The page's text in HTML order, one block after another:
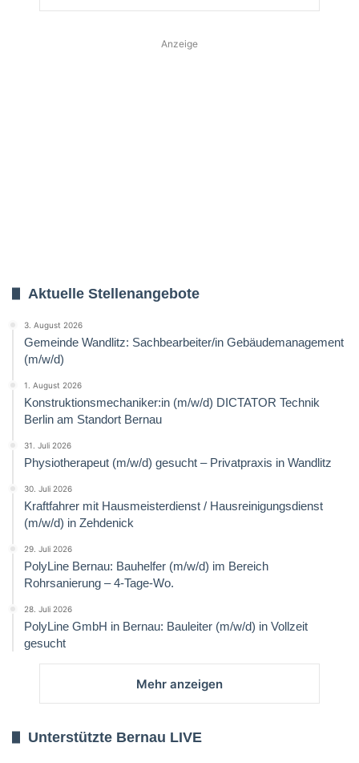
Anzeige
Aktuelle Stellenangebote
3. August 2026
Gemeinde Wandlitz: Sachbearbeiter/in Gebäudemanagement
(m/w/d)
1. August 2026
Konstruktionsmechaniker:in (m/w/d) DICTATOR Technik
Berlin am Standort Bernau
31. Juli 2026
Physiotherapeut (m/w/d) gesucht – Privatpraxis in Wandlitz
30. Juli 2026
Kraftfahrer mit Hausmeisterdienst / Hausreinigungsdienst
(m/w/d) in Zehdenick
29. Juli 2026
PolyLine Bernau: Bauhelfer (m/w/d) im Bereich
Rohrsanierung – 4-Tage-Wo.
28. Juli 2026
PolyLine GmbH in Bernau: Bauleiter (m/w/d) in Vollzeit
gesucht
Mehr anzeigen
Unterstützte Bernau LIVE